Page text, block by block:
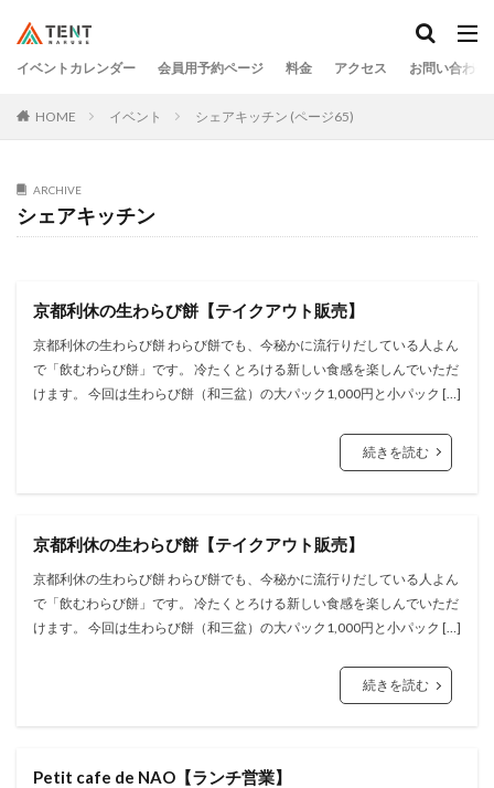
イベントカレンダー 会員用予約ページ 料金 アクセス お問い合わせ
HOME イベント シェアキッチン (ページ65)
ARCHIVE
シェアキッチン
京都利休の生わらび餅【テイクアウト販売】
京都利休の生わらび餅 わらび餅でも、今秘かに流行りだしている人よん
で「飲むわらび餅」です。 冷たくとろける新しい食感を楽しんでいただ
けます。 今回は生わらび餅（和三盆）の大パック1,000円と小パック […]
続きを読む
京都利休の生わらび餅【テイクアウト販売】
京都利休の生わらび餅 わらび餅でも、今秘かに流行りだしている人よん
で「飲むわらび餅」です。 冷たくとろける新しい食感を楽しんでいただ
けます。 今回は生わらび餅（和三盆）の大パック1,000円と小パック […]
続きを読む
Petit cafe de NAO【ランチ営業】